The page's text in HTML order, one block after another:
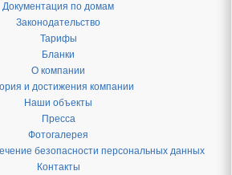
Документация по домам
Законодательство
Тарифы
Бланки
О компании
и достижения компании
Наши объекты
Пресса
Фотогалерея
безопасности персональных данных
Контакты